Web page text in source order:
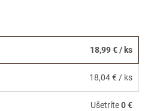
18,99 €/ ks
18,04 € / ks
Ušetríte0 €